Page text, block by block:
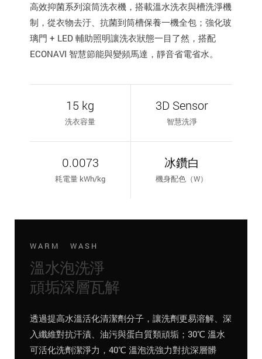
高效抑菌系列滾筒洗衣機，搭載溫水洗衣與槽洗淨機
制，從衣物去汙、抗菌到筒槽保養一機全包；強化玻
璃門 + LED 輔助照明讓洗衣狀態一目了然，搭配
ECONAVI 智慧節能與變頻馬達，靜音省電省水。
15 kg
洗衣容量
3D Sensor
智慧洗淨
0.0073
耗電量 kWh/kg
冰鑽白
機身配色（W）
WARM WASH
溫水泡洗淨
頑垢深層瓦解
透過提高水溫活化清潔劑分子，讓洗劑更易溶解、深
入纖維對抗汗漬、油污與蛋白質類頑垢；30℃ 溫水
可活化洗劑潔淨力，40℃ 溫泡洗強力對抗深層髒